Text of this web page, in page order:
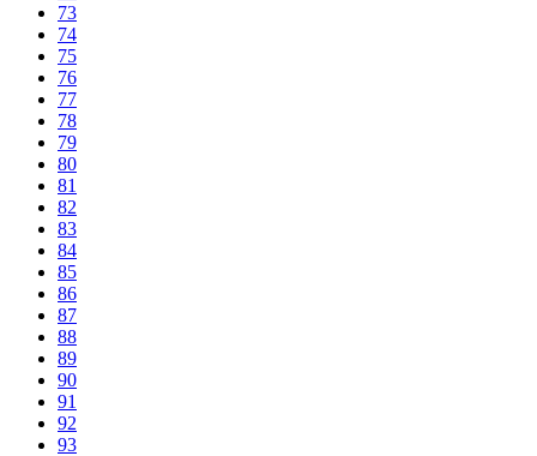
73
74
75
76
77
78
79
80
81
82
83
84
85
86
87
88
89
90
91
92
93